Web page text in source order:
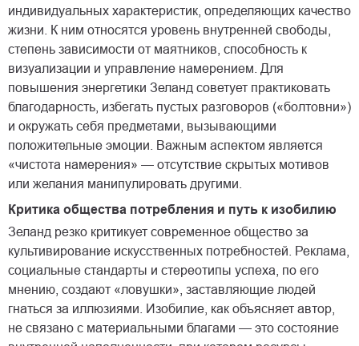
индивидуальных характеристик, определяющих качество
жизни. К ним относятся уровень внутренней свободы,
степень зависимости от маятников, способность к
визуализации и управление намерением. Для
повышения энергетики Зеланд советует практиковать
благодарность, избегать пустых разговоров («болтовни»)
и окружать себя предметами, вызывающими
положительные эмоции. Важным аспектом является
«чистота намерения» — отсутствие скрытых мотивов
или желания манипулировать другими.
Критика общества потребления и путь к изобилию
Зеланд резко критикует современное общество за
культивирование искусственных потребностей. Реклама,
социальные стандарты и стереотипы успеха, по его
мнению, создают «ловушки», заставляющие людей
гнаться за иллюзиями. Изобилие, как объясняет автор,
не связано с материальными благами — это состояние